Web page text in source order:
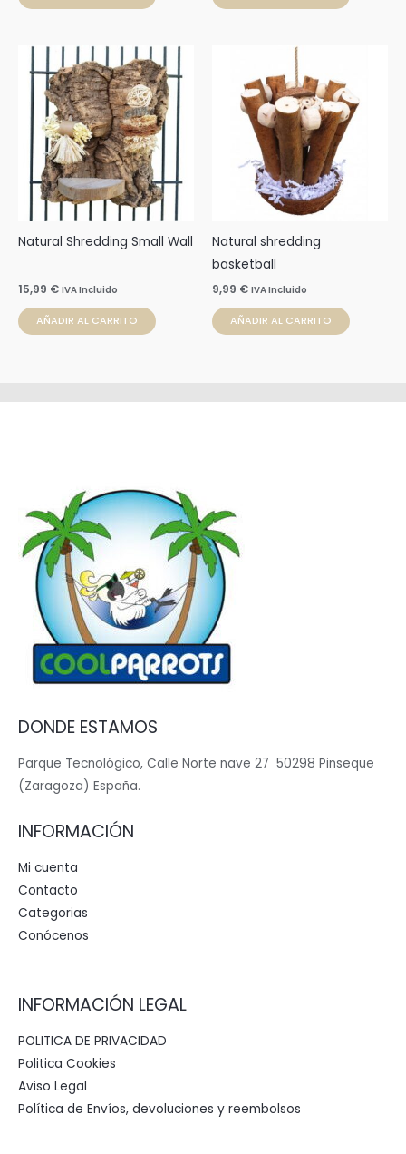
Natural Shredding Small Wall
15,99 € IVA Incluido
AÑADIR AL CARRITO
Natural shredding
basketball
9,99 € IVA Incluido
AÑADIR AL CARRITO
DONDE ESTAMOS
Parque Tecnológico, Calle Norte nave 27 50298 Pinseque
(Zaragoza) España.
INFORMACIÓN
Mi cuenta
Contacto
Categorias
Conócenos
INFORMACIÓN LEGAL
POLITICA DE PRIVACIDAD
Politica Cookies
Aviso Legal
Política de Envíos, devoluciones y reembolsos